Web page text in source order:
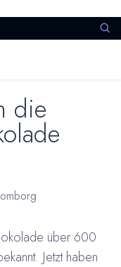
die
über 600
Jetzt haben